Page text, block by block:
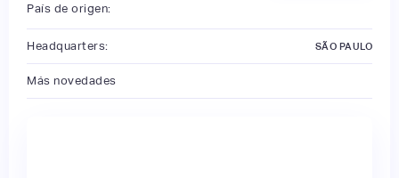
País de origen:
Headquarters: SÃO PAULO
Más novedades